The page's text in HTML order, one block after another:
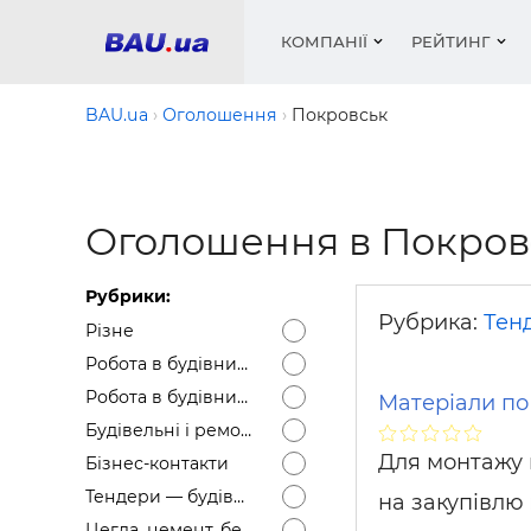
КОМПАНІЇ РЕЙТИНГ
Медіа
Вікна і
Сипучі
цемент
BAU.ua Оголошення Покровськ
Оголошення в
Рубрики:
Різне
Робота в будівництві — Вакансії
Робота в будівництві — Резюме
Будівельні і ремонтні послуги
Бізнес-контакти
Тендери — будівельні
Рубрика:
Матеріали
Для монтажу
на закупівлю